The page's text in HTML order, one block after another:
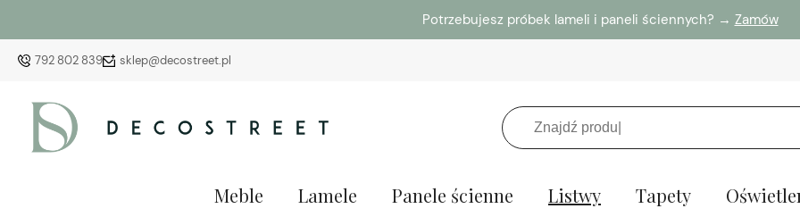
Potrzebujesz próbek lameli i paneli ściennych? → Zamów
792 802 839 sklep@decostreet.pl
Meble Lamele Panele ścienne Listwy Tapety